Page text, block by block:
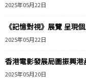
2025年05月22日
《記憶對視》展覽 呈現
2025年05月22日
香港電影發展局圖振興港
2025年05月20日